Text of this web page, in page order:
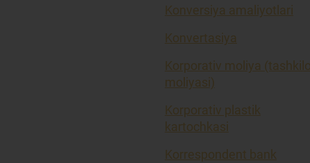
Konversiya amaliyotlari
Konvertasiya
Korporativ moliya
moliyasi)
Korporativ plastik
kartochkasi
Korrespondent bank